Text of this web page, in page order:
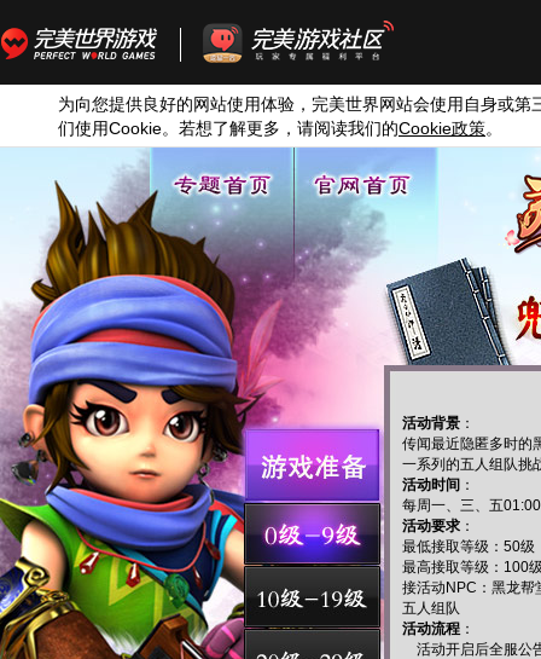
为向您提供良好的网站使用体验，完美世界网站会使用自身或第
们使用Cookie。若想了解更多，请阅读我们的Cookie政策。
活动背景 ：
传闻最近隐匿多时的
一系列的五人组队挑
活动时间 ：
每周一、三、五
活动要求 ：
最低接取等级：50级
最高接取等级：100
接活动NPC：黑龙帮
五人组队
活动流程 ：
活动开启后全服公